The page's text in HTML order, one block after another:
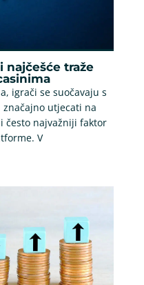
najčešće traže
igrači se suočavaju s
utjecati na
često najvažniji faktor
V